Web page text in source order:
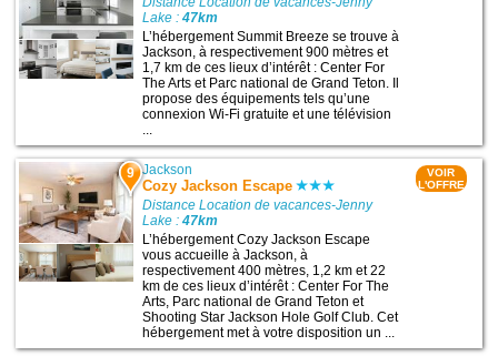
Lake :47km
L’hébergement Summit Breeze se trouve à
Jackson, à respectivement 900 mètres et
1,7 km de ces lieux d’intérêt : Center For
The Arts et Parc national de Grand Teton. Il
propose des équipements tels qu’une
connexion Wi-Fi gratuite et une télévision
...
9 Jackson
Cozy Jackson Escape
Distance Location de vacances-Jenny
Lake :47km
L’hébergement Cozy Jackson Escape
vous accueille à Jackson, à
respectivement 400 mètres, 1,2 km et 22
km de ces lieux d’intérêt : Center For The
Arts, Parc national de Grand Teton et
Shooting Star Jackson Hole Golf Club. Cet
hébergement met à votre disposition un ...
VOIR
L'OFFRE